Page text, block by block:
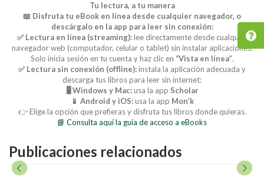
Tu lectura, a tu manera
📖 Disfruta tu eBook en línea desde cualquier navegador, o
descárgalo en la app para leer sin conexión:
✅ Lectura en línea (streaming):lee directamente desde cualquier
navegador web (computador, celular o tablet) sin instalar aplicaciones.
Solo inicia sesión en tu cuenta y haz clic en “Vista en línea”.
✅ Lectura sin conexión (offline):instala la aplicación adecuada y
descarga tus libros para leer sin internet:
🖥️ Windows y Mac:usa la app Scholar
📱 Android y iOS:usa la app Mon’k
👉 Elige la opción que prefieras y disfruta tus libros donde quieras.
📘 Consulta aquí la guía de acceso a eBooks
Publicaciones relacionados